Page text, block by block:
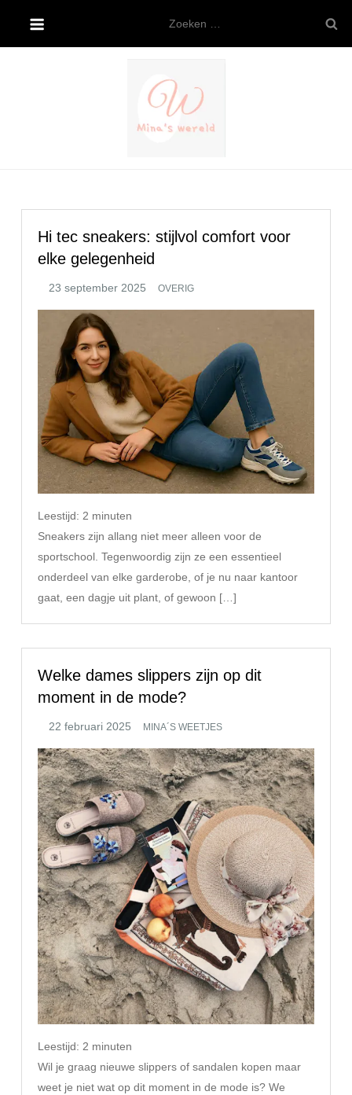
de
naar:
Hi tec sneakers: stijlvol comfort voor
elke gelegenheid
OVERIG
Leestijd: 2 minuten
Sneakers zijn allang niet meer alleen voor de
sportschool. Tegenwoordig zijn ze een essentieel
onderdeel van elke garderobe, of je nu naar kantoor
gaat, een dagje uit plant, of gewoon […]
Welke dames slippers zijn op dit
moment in de mode?
MINA´S WEETJES
Leestijd: 2 minuten
Wil je graag nieuwe slippers of sandalen kopen maar
weet je niet wat op dit moment in de mode is? We